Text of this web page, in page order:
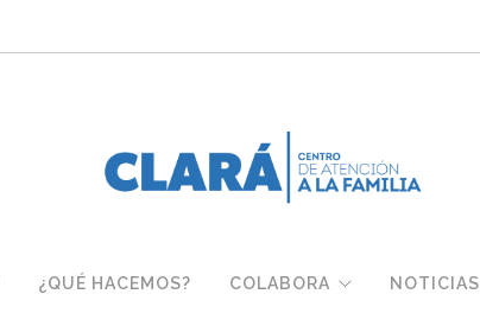
¿QUÉ HACEMOS? COLABORA NOTICIAS